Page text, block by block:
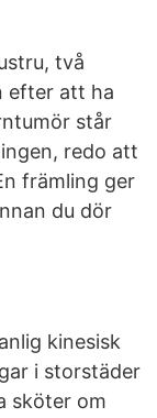
två
efter att ha
står
redo att
främling ger
du dör
kinesisk
i storstäder
sköter om